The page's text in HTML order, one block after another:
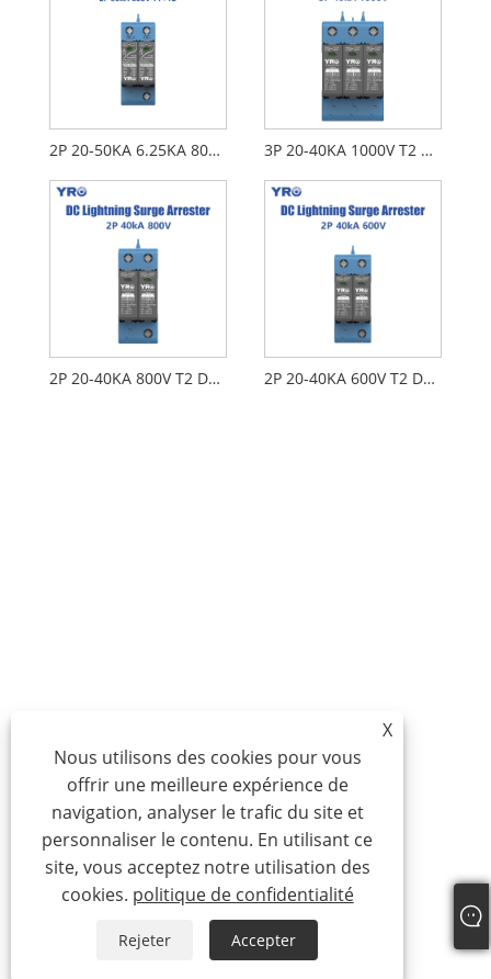
2P 20-50KA 6.25KA 800V T1 T2 DC SPD 3P 20-40KA 1000V T2 DC SPD
2P 20-40KA 800V T2 DC SPD 2P 20-40KA 600V T2 DC SPD
X
Nous utilisons des cookies pour vous
offrir une meilleure expérience de
navigation, analyser le trafic du site et
personnaliser le contenu. En utilisant ce
site, vous acceptez notre utilisation des
cookies. politique de confidentialité
Rejeter Accepter